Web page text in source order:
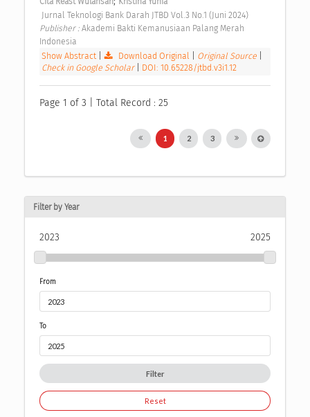
Jurnal Teknologi Bank Darah JTBD Vol.3 No.1 (Juni 2024)
Publisher : Akademi Bakti Kemanusiaan Palang Merah
Indonesia
Show Abstract
Download Original Original Source
Check in Google Scholar
DOI: 10.65228/jtbd.v3i1.12
Page 1 of 3 | Total Record : 25
1 2 3
Filter by Year
2023 2025
From
To
Filter
Reset